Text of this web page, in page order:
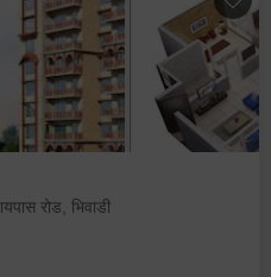
रोड, भिवाडी